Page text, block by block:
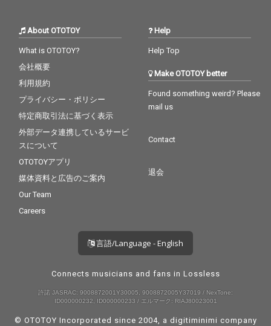
About OTOTOY
What is OTOTOY?
会社概要
利用規約
プライバシー・ポリシー
特定商取引法に基づく表示
外部データ連携しているサービ
スについて
OTOTOYアプリ
媒体資料と広告のご案内
Our Team
Careers
Help
Help Top
Make OTOTOY better
Found something weird? Please
mail us
Contact
退会
言語/Language - English
Connects musicians and fans in Lossless
許諾 JASRAC: 9008872001Y30005, 9008872005Y37019 / NexTone:
ID000000232, ID000000233 / エルマーク: RIAJ80023001
© OTOTOY Incorporated since 2004, a digitiminimi company